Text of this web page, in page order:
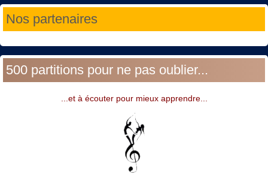
Nos partenaires
500 partitions pour ne pas oublier...
...et à écouter pour mieux apprendre...
Année
précédente
Mois
précédent
Année
suivante
Mois
suivant